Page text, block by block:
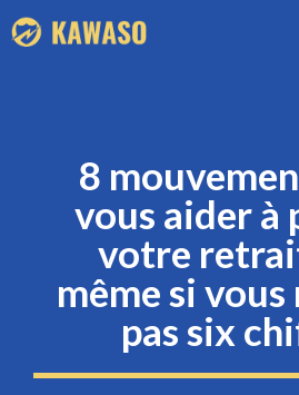
Aller
au
8
vous aider à
votre
même si
pas six